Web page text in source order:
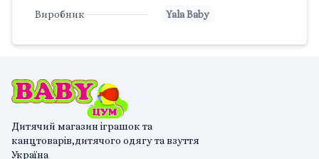
Виробник Yala Baby
Дитячий магазин іграшок та
канцтоварів,дитячого одягу та взуття
Україна